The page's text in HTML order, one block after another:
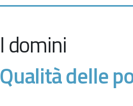
I domini
Qualità delle